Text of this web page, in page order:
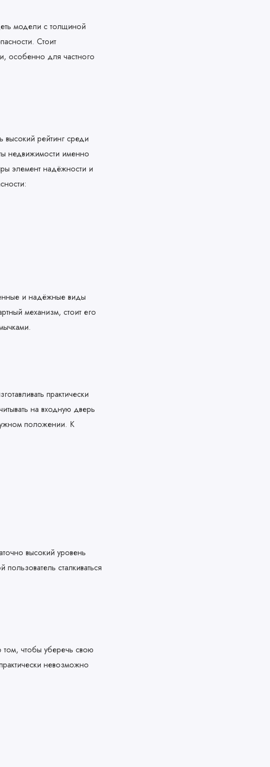
модели с толщиной
Стоит
особенно для частного
высокий рейтинг среди
недвижимости именно
элемент надёжности и
и надёжные виды
механизм, стоит его
практически
на входную дверь
положении. К
высокий уровень
сталкиваться
том, чтобы уберечь свою
невозможно